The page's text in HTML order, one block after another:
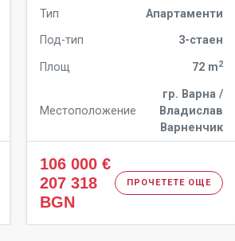
Тип
Апартаменти
Под-тип
3-стаен
Площ
72 m2
Местоположение
гр. Варна /
Владислав
Варненчик
106 000 €
207 318
BGN
ПРОЧЕТЕТЕ ОЩЕ